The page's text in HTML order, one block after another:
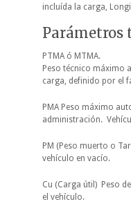
incluída la carga,
Parámetros
PTMA ó MTMA.
Peso técnico máximo
carga, definido por el
PMA Peso máximo
administración.
PM (Peso muerto o
vehículo en vacío.
Cu (Carga útil) Peso
el vehículo.